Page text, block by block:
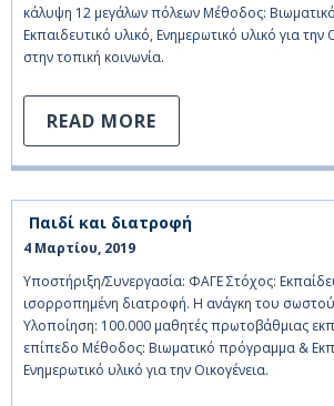
κάλυψη 12 μεγάλων πόλεων Μέθοδος:
Εκπαιδευτικό υλικό, Ενημερωτικό υλικό για την
στην τοπική κοινωνία.
READ MORE
Παιδί και διατροφή
4 Μαρτίου, 2019
Υποστήριξη/Συνεργασία: ΦΑΓΕ Στόχος:
ισορροπημένη διατροφή. Η ανάγκη του
Υλοποίηση: 100.000 μαθητές πρωτοβάθμιας
επίπεδο Μέθοδος: Βιωματικό πρόγραμμα &
Ενημερωτικό υλικό για την Οικογένεια.